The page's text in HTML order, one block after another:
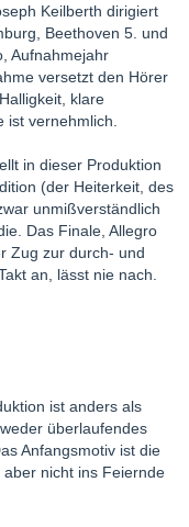
Keilberth dirigiert
Beethoven 5. und
Aufnahmejahr
versetzt den Hörer
klare
ist vernehmlich.
in dieser Produktion
(der Heiterkeit, des
unmißverständlich
Das Finale, Allegro
Zug zur durch- und
an, lässt nie nach.
ist anders als
überlaufendes
Anfangsmotiv ist die
nicht ins Feiernde